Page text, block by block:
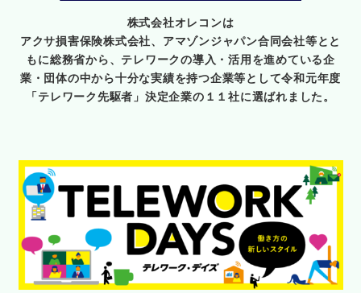
株式会社オレコンは
アクサ損害保険株式会社、アマゾンジャパン合同会社等とと
もに総務省から、テレワークの導入・活用を進めている企
業・団体の中から十分な実績を持つ企業等として令和元年度
「テレワーク先駆者」決定企業の１１社に選ばれました。